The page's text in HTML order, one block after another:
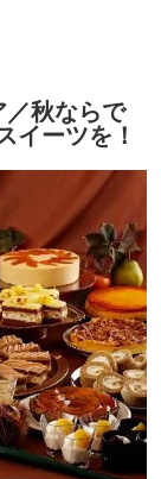
／秋ならで
イーツを！